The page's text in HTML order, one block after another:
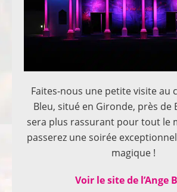
Faites-nous une petite visite au
Bleu, situé en Gironde, près de
sera plus rassurant pour tout le
passerez une soirée
magique !
Voir le site de l’Ange